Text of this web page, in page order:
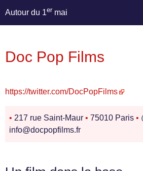
Autour du 1er mai
Doc Pop Films
https://twitter.com/DocPopFilms
• 217 rue Saint-Maur • 75010 Paris •
info@docpopfilms.fr